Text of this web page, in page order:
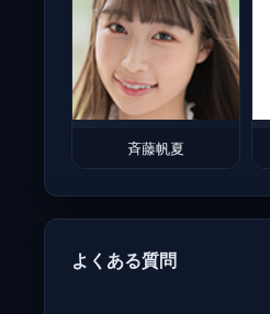
斉藤帆夏
よくある質問